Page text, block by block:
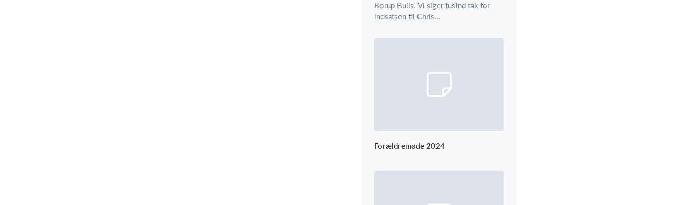
Borup Bulls. Vi siger tusind tak for
indsatsen til Chris...
Forældremøde 2024